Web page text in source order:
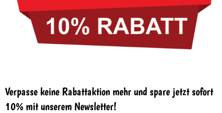
Verpasse keine Rabattaktion mehr und spare jetzt sofort
10% mit unserem Newsletter!